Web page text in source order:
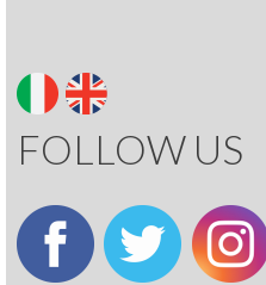
FOLLOW US